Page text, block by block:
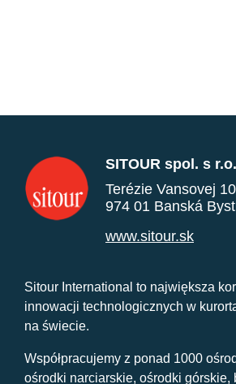
SITOUR spol. s r.o.
Terézie Vansovej 10
974 01 Banská
www.sitour.sk
Sitour International to największa
innowacji technologicznych w
na świecie.
Współpracujemy z ponad 1000
ośrodki narciarskie, ośrodki górskie,